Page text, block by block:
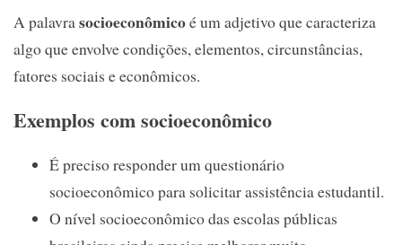
A palavrasocioeconômicoé um adjetivo que caracteriza
algo que envolve condições, elementos, circunstâncias,
fatores sociais e econômicos.
Exemplos com socioeconômico
É preciso responder um questionário
socioeconômico para solicitar assistência estudantil.
O nível socioeconômico das escolas públicas